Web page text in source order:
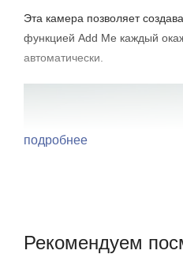
Эта камера позволяет
функцией Add Me каждый
автоматически.
подробнее
Рекомендуем